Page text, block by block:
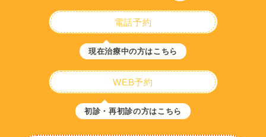
電話予約
現在治療中の方はこちら
WEB予約
初診・再初診の方はこちら